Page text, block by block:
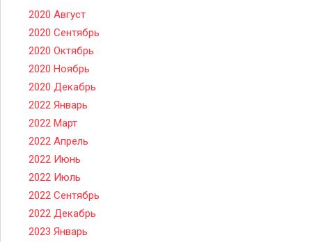
2020 Август
2020 Сентябрь
2020 Октябрь
2020 Ноябрь
2020 Декабрь
2022 Январь
2022 Март
2022 Апрель
2022 Июнь
2022 Июль
2022 Сентябрь
2022 Декабрь
2023 Январь